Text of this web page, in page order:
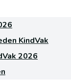
KindVak
2026